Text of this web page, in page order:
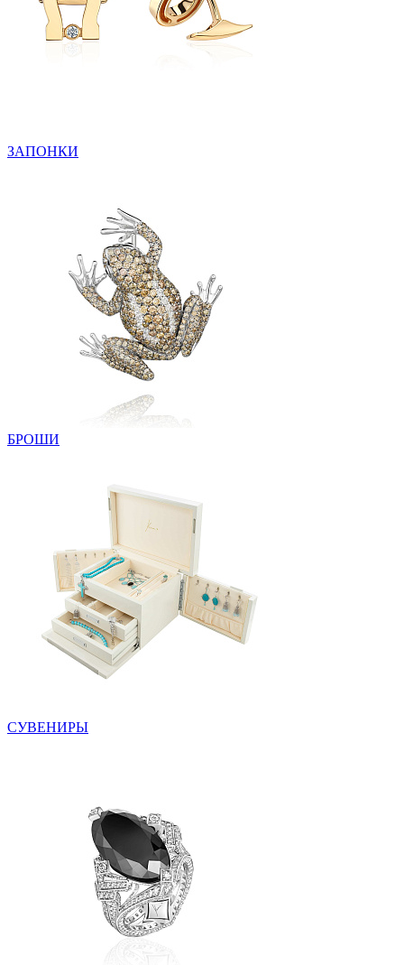
ЗАПОНКИ
БРОШИ
СУВЕНИРЫ